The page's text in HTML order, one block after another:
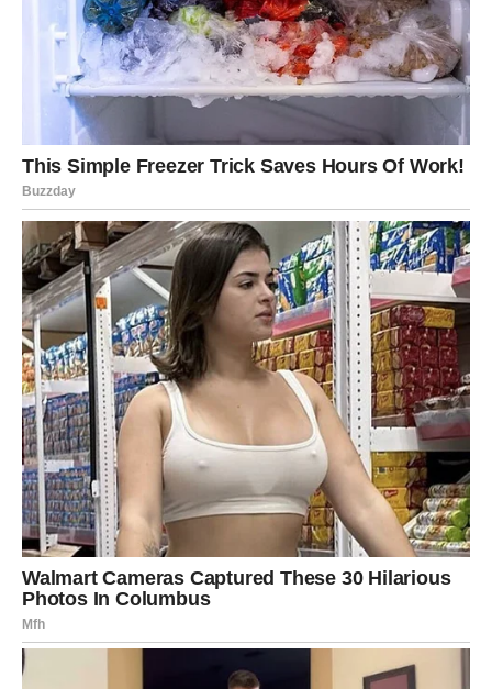
Poruka sudbine
Ne bojte se krenuti drugačijim putem.
Sreća prati one koji se usude
Pred vama su lijepi trenuci.
JARAC
Rezultati rada konačno postaju vidljivi.
Ono što ste dugo gradili sada dolazi na naplatu.
Poruka sudbine
Strpljenje vam donosi pobjedu.
Vrijeme je za zasluženu nagradu
Pred vama su važni dani.
VODOLIJA